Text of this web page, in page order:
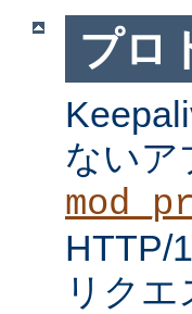
プロ
ないア
HTTP/
リク